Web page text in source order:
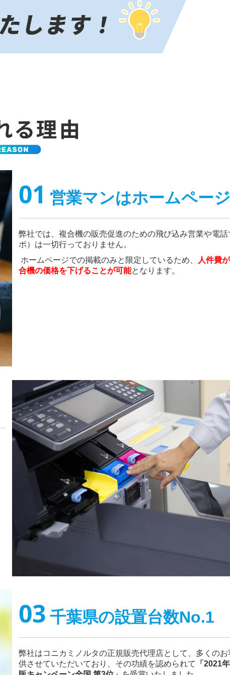
01 営業マンはホームペー
弊社では、複合機の販売促進のための飛び込み営業や電
ポ）は一切行っておりません。
ホームページでの掲載のみと限定しているため、
人件費
合機の価格を下げることが可能となります。
03 千葉県の設置台数No.1
弊社はコニカミノルタの正規販売代理店として、多くの
供させていただいており、その功績を認められて
「2021